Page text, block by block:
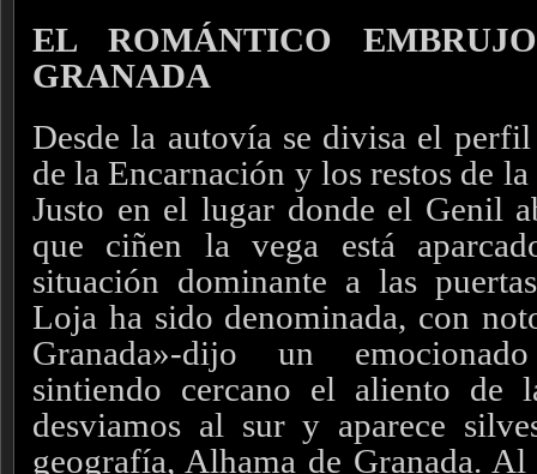
EL ROMÁNTICO
GRANADA
Desde la autovía se divisa el
de la Encarnación y los restos de
Justo en el lugar donde el Genil
que ciñen la vega está
situación dominante a las
Loja ha sido denominada, con
Granada»-dijo un
sintiendo cercano el aliento de
desviamos al sur y aparece
geografía, Alhama de Granada.